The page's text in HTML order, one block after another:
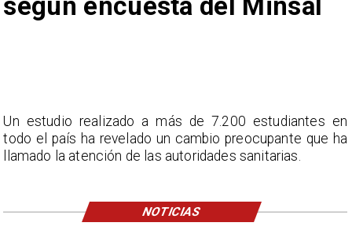
Un estudio realizado a más de 7.200 estudiantes en
todo el país ha revelado un cambio preocupante que ha
llamado la atención de las autoridades sanitarias.
NOTICIAS